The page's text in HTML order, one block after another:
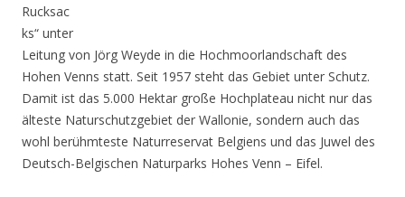
Rucksac
ks“ unter
Leitung von Jörg Weyde in die Hochmoorlandschaft des
Hohen Venns statt. Seit 1957 steht das Gebiet unter Schutz.
Damit ist das 5.000 Hektar große Hochplateau nicht nur das
älteste Naturschutzgebiet der Wallonie, sondern auch das
wohl berühmteste Naturreservat Belgiens und das Juwel des
Deutsch-Belgischen Naturparks Hohes Venn – Eifel.